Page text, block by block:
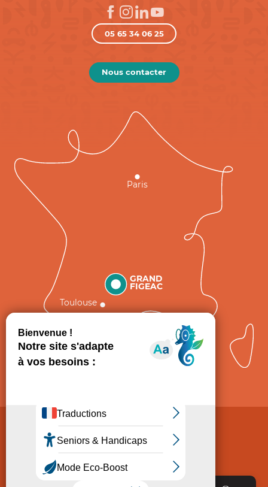
05 65 34 06 25
Nous contacter
GRAND
FIGEAC
Toulouse
Paris
Politique de Protection des données
Accessibilité : non conforme